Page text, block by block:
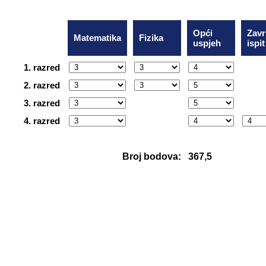
Matematika Fizika
Opći
uspjeh
ispit
1. razred
2. razred
3. razred
4. razred
Broj bodova: